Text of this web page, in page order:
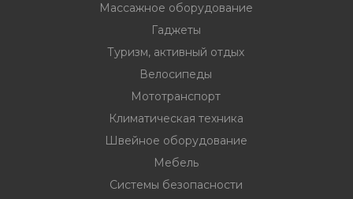
Массажное оборудование
Гаджеты
Туризм, активный отдых
Велосипеды
Мототранспорт
Климатическая техника
Швейное оборудование
Мебель
Системы безопасности